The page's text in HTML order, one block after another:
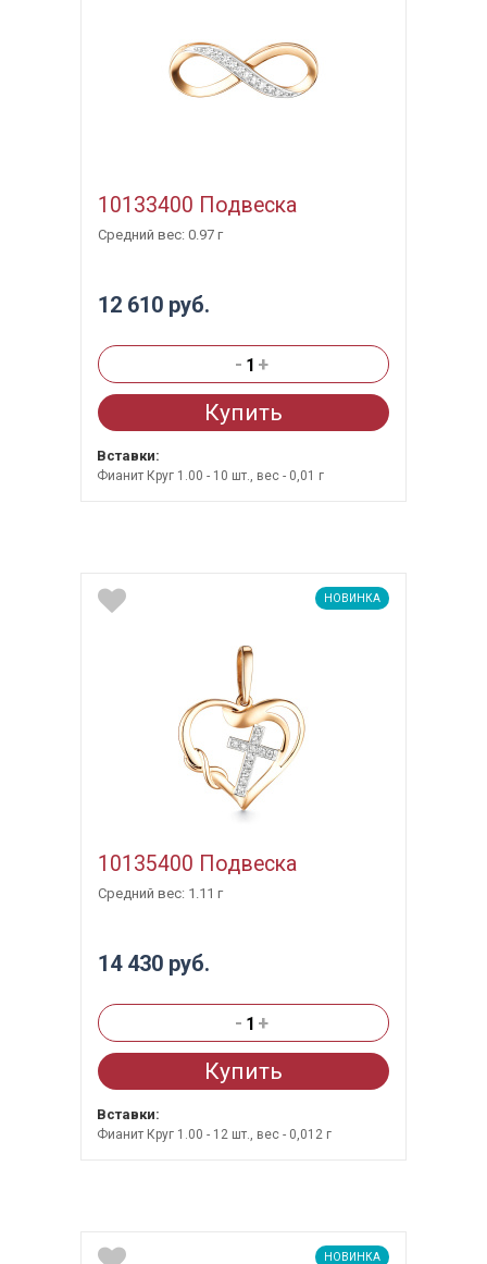
10133400 Подвеска
Средний вес: 0.97 г
12 610 руб.
- +
Купить
Вставки:
Фианит Круг 1.00 - 10 шт., вес - 0,01 г
НОВИНКА
10135400 Подвеска
Средний вес: 1.11 г
14 430 руб.
- +
Купить
Вставки:
Фианит Круг 1.00 - 12 шт., вес - 0,012 г
НОВИНКА